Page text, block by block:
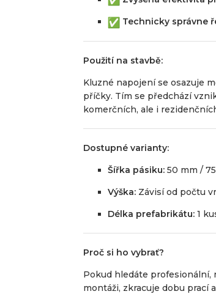
Technicky správne
Použití na stavbě:
Kluzné napojení se osazuje
příčky. Tím se předchází
komerčních, ale i
Dostupné varianty:
Šířka pásiku:50 mm /
Výška:Závisí od počtu
Délka prefabrikátu:1
Proč si ho vybrať?
Pokud hledáte
montáži, zkracuje dobu prací